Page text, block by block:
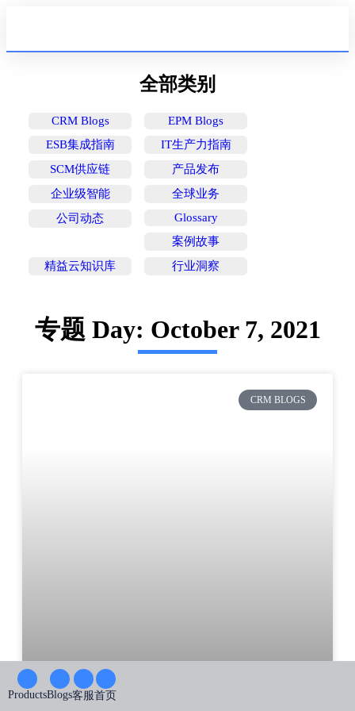
全部类别
CRM Blogs
EPM Blogs
ESB集成指南
IT生产力指南
SCM供应链
产品发布
企业级智能
全球业务
公司动态
Glossary
案例故事
精益云知识库
行业洞察
专题 Day: October 7, 2021
CRM BLOGS
如何创建有效的电子邮件营销策略
ProductsBlogs客服首页